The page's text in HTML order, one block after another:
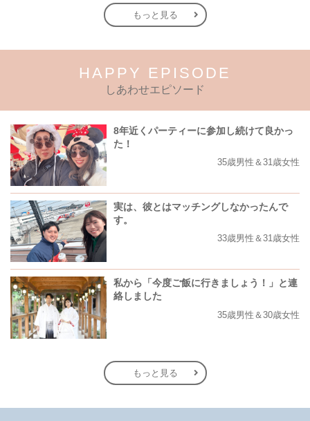
もっと見る
HAPPY EPISODE
しあわせエピソード
8年近くパーティーに参加し続けて良かっ
た！
35歳男性＆31歳女性
実は、彼とはマッチングしなかったんで
す。
33歳男性＆31歳女性
私から「今度ご飯に行きましょう！」と連
絡しました
35歳男性＆30歳女性
もっと見る